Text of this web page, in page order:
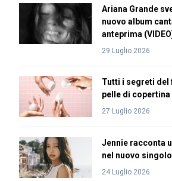
Ariana Grande
nuovo album
anteprima
29 Luglio 2026
Tutti i segreti del
pelle di copertina
27 Luglio 2026
Jennie racconta
nel nuovo
24 Luglio 2026